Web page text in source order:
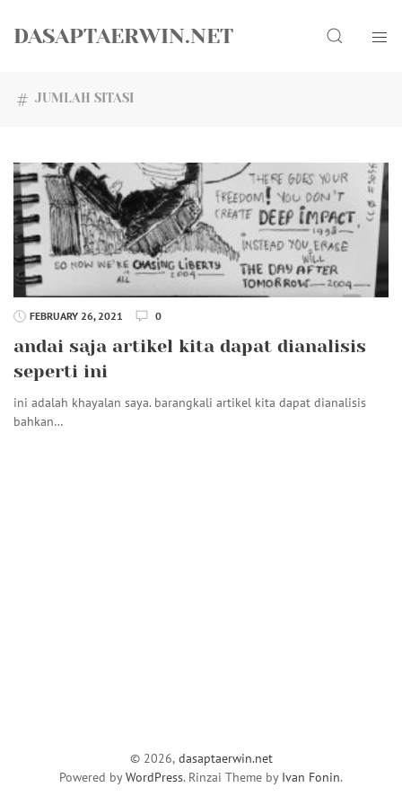
DASAPTAERWIN.NET Search
JUMLAH SITASI
FEBRUARY 26, 2021 0
andai saja artikel kita dapat dianalisis
seperti ini
ini adalah khayalan saya. barangkali artikel kita dapat dianalisis
bahkan…
© 2026, dasaptaerwin.net
Powered byWordPress. Rinzai Theme by Ivan Fonin.